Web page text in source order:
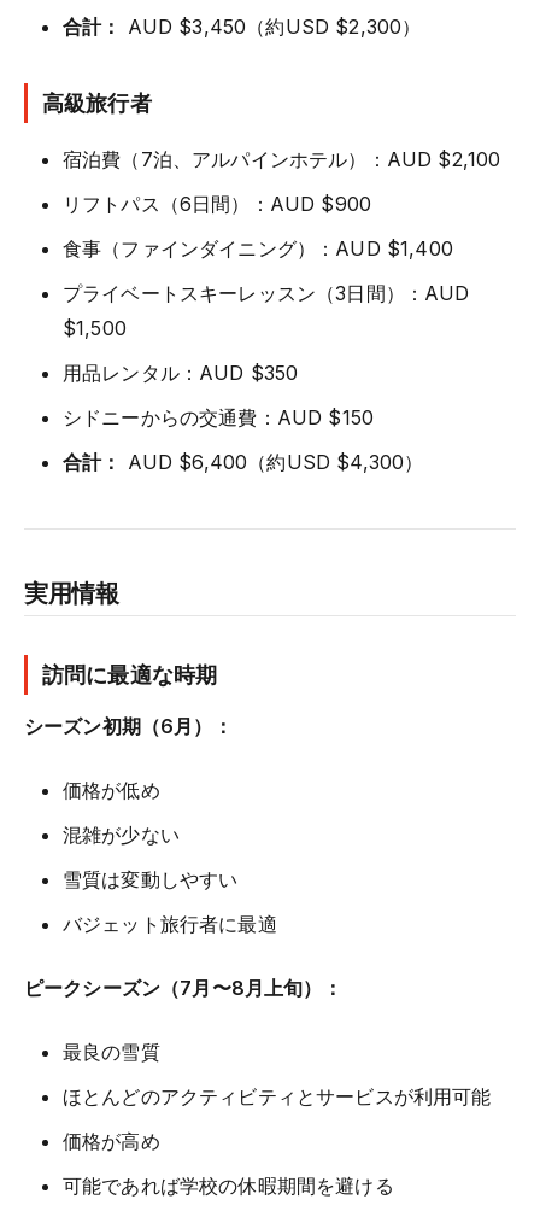
合計：
AUD $3,450（約USD $2,300）
高級旅行者
宿泊費（7泊、アルパインホテル）：AUD $2,100
リフトパス（6日間）：AUD $900
食事（ファインダイニング）：AUD $1,400
プライベートスキーレッスン（3日間）：AUD
$1,500
用品レンタル：AUD $350
シドニーからの交通費：AUD $150
合計：
AUD $6,400（約USD $4,300）
実用情報
訪問に最適な時期
シーズン初期（6月）：
価格が低め
混雑が少ない
雪質は変動しやすい
バジェット旅行者に最適
ピークシーズン（7月〜8月上旬）：
最良の雪質
ほとんどのアクティビティとサービスが利用可能
価格が高め
可能であれば学校の休暇期間を避ける